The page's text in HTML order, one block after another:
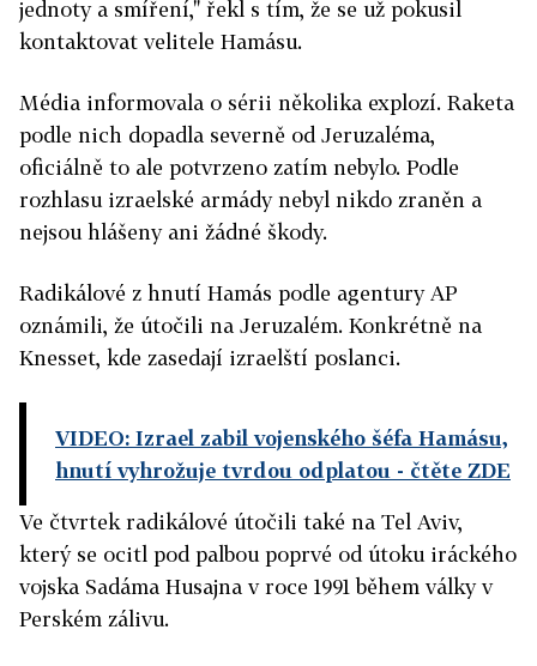
jednoty a smíření," řekl s tím, že se už pokusil
kontaktovat velitele Hamásu.
Média informovala o sérii několika explozí. Raketa
podle nich dopadla severně od Jeruzaléma,
oficiálně to ale potvrzeno zatím nebylo. Podle
rozhlasu izraelské armády nebyl nikdo zraněn a
nejsou hlášeny ani žádné škody.
Radikálové z hnutí Hamás podle agentury AP
oznámili, že útočili na Jeruzalém. Konkrétně na
Knesset, kde zasedají izraelští poslanci.
VIDEO: Izrael zabil vojenského šéfa Hamásu,
hnutí vyhrožuje tvrdou odplatou - čtěte ZDE
Ve čtvrtek radikálové útočili také na Tel Aviv,
který se ocitl pod palbou poprvé od útoku iráckého
vojska Sadáma Husajna v roce 1991 během války v
Perském zálivu.